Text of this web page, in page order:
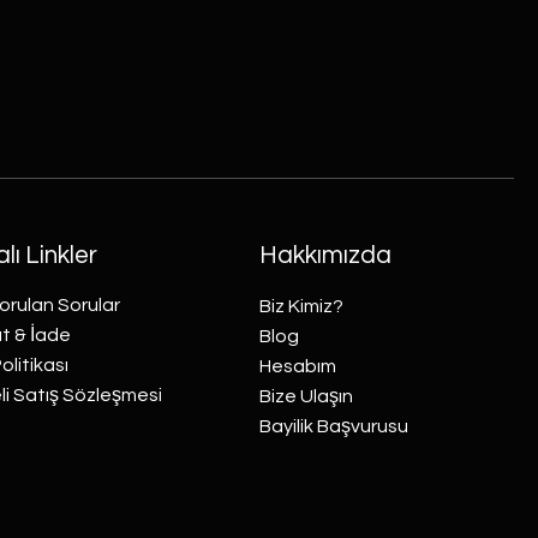
Linkler
Sorular
& İade
Satış Sözleşmesi
Hakkımızda
Biz Kimiz?
Blog
Hesabım
Bize Ulaşın
Bayilik Başvurusu